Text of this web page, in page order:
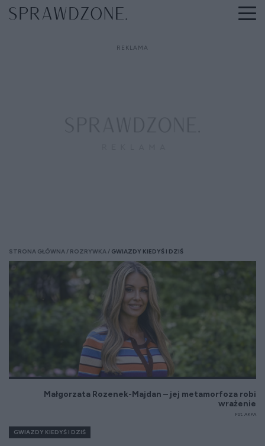
STRONA GŁÓWNA ROZRYWKA GWIAZDY KIEDYŚ I DZIŚ
Małgorzata Rozenek-Majdan – jej metamorfoza robi
wrażenie
Fot. AKPA
GWIAZDY KIEDYŚ I DZIŚ